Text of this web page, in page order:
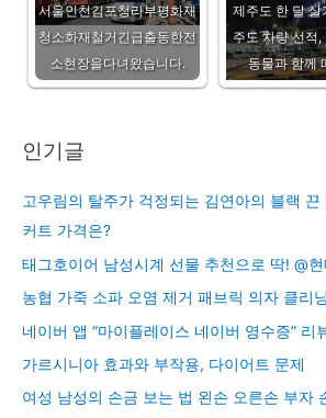
서울인천김포청라부평화재
청소화재철거긴급출동한전
소현장을다녀왔습니다.
제주도 한 달 살
주도 차량 선적,
동물과 함께
인기글
고우림의 탈주가 걱정되는 김연아의 블랙 끈
커트 가격은?
태그호이어 남성시계 선물 추천으로 딱! @
농협 가죽 소파 오염 제거 패브릭 의자 클리닝
네이버 앱 “마이플레이스 네이버 영수증” 리
가르시니아 효과와 부작용, 다이어트 문제
여성 남성의 손금 보는 법 왼손 오른손 부자